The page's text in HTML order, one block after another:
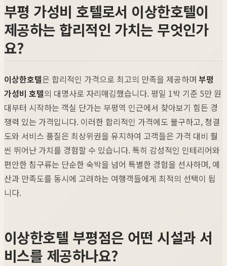
부평 가성비 호텔로서 이상한호텔이
제공하는 합리적인 가치는 무엇인가
요?
이상한호텔은 합리적인 가격으로 최고의 만족을 제공하며 부평
가성비 호텔의 대명사로 자리매김했습니다. 평일 1박 기준 5만 원
대부터 시작하는 객실 단가는 부평역 인근에서 찾아보기 힘든 경
쟁력 있는 가격입니다. 이러한 합리적인 가격에도 불구하고, 청결
도와 서비스 품질은 최상위권을 유지하여 고객들은 가격 대비 훨
씬 뛰어난 가치를 경험할 수 있습니다. 특히 감성적인 인테리어와
편안한 침구류는 단순한 숙박을 넘어 특별한 경험을 선사하며, 예
산과 만족도를 동시에 고려하는 여행객들에게 최적의 선택이 됩
니다.
이상한호텔 부평점은 어떤 시설과 서
비스를 제공하나요?